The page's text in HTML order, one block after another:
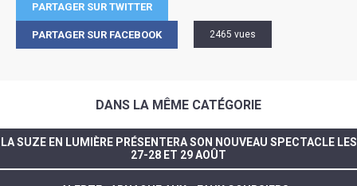
PARTAGER SUR TWITTER
PARTAGER SUR FACEBOOK 2465 vues
DANS LA MÊME CATÉGORIE
LA SUZE EN LUMIÈRE PRÉSENTERA SON NOUVEAU SPECTACLE LES
27-28 ET 29 AOÛT